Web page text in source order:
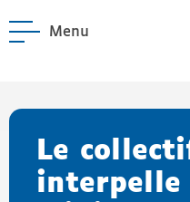
Menu
Le
interpelle